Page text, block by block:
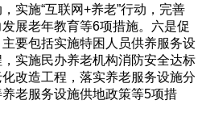
实施“互联网+养老”行动，完善
展老年教育等6项措施。六是促
要包括实施特困人员供养服务设
实施民办养老机构消防安全达标
改造工程，落实养老服务设施分
老服务设施供地政策等5项措